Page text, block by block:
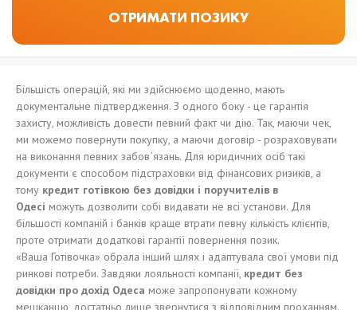
Більшість операцій, які ми здійснюємо щоденно, мають
документальне підтвердження. З одного боку - це гарантія
захисту, можливість довести певний факт чи дію. Так, маючи чек,
ми можемо повернути покупку, а маючи договір - розраховувати
на виконання певних забов`язань. Для юридичних осіб такі
документи є способом підстраховки від фінансових ризиків, а
тому кредит готівкою без довідки і поручителів в
Одесі можуть дозволити собі видавати не всі установи. Для
більшості компаній і банків краще втрати певну кількість клієнтів,
проте отримати додаткові гарантії повернення позик.
«Ваша Готівочка» обрала інший шлях і адаптувала свої умови під
ринкові потреби. Завдяки лояльності компанії, кредит без
довідки про дохід Одеса може запропонувати кожному
мешканцю, достатньо лише звернутися з відповідним проханням.